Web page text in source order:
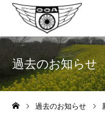
過去のお知らせ
過去のお知らせ